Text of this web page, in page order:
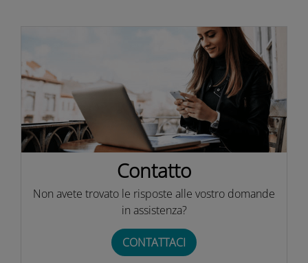
Contatto
Non avete trovato le risposte alle vostro domande
in assistenza?
CONTATTACI